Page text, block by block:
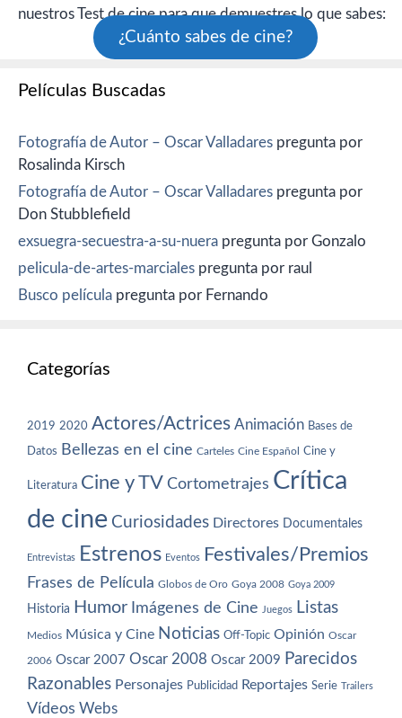
nuestros Test de cine para que demuestres lo que sabes:
¿Cuánto sabes de cine?
Películas Buscadas
Fotografía de Autor – Oscar Valladares pregunta por
Rosalinda Kirsch
Fotografía de Autor – Oscar Valladares pregunta por
Don Stubblefield
exsuegra-secuestra-a-su-nuera pregunta por Gonzalo
pelicula-de-artes-marciales pregunta por raul
Busco película pregunta por Fernando
Categorías
2019 2020 Actores/Actrices Animación Bases de
Datos Bellezas en el cine Carteles Cine Español Cine y
Literatura Cine y TV Cortometrajes Crítica
de cine Curiosidades Directores Documentales
Entrevistas Estrenos Eventos Festivales/Premios
Frases de Película Globos de Oro Goya 2008 Goya 2009
Historia Humor Imágenes de Cine Juegos Listas
Medios Música y Cine Noticias Off-Topic Opinión Oscar
2006 Oscar 2007 Oscar 2008 Oscar 2009 Parecidos
Razonables Personajes Publicidad Reportajes Serie Trailers
Vídeos Webs